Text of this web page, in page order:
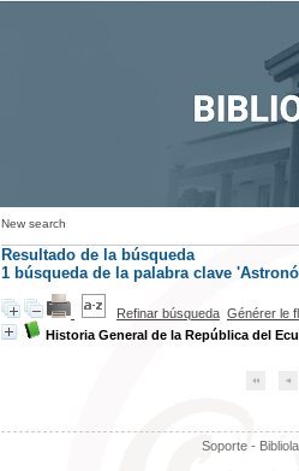
New search
Resultado de la búsqueda
1 búsqueda de la palabra clave
Refinar búsqueda Générer le
Historia General de la República del
Soporte -